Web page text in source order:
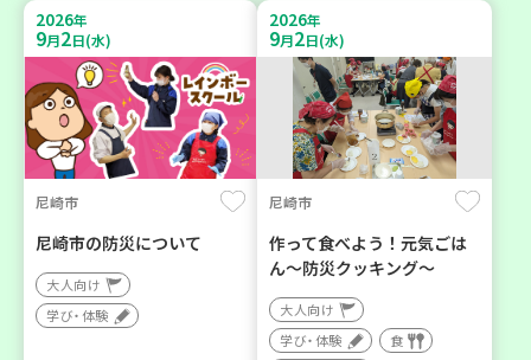
2026年
9月2日(水)
尼崎市
尼崎市の防災について
大人向け
学び・体験
2026年
9月2日(水)
尼崎市
作って食べよう！元気ごは
ん～防災クッキング～
大人向け
学び・体験
食